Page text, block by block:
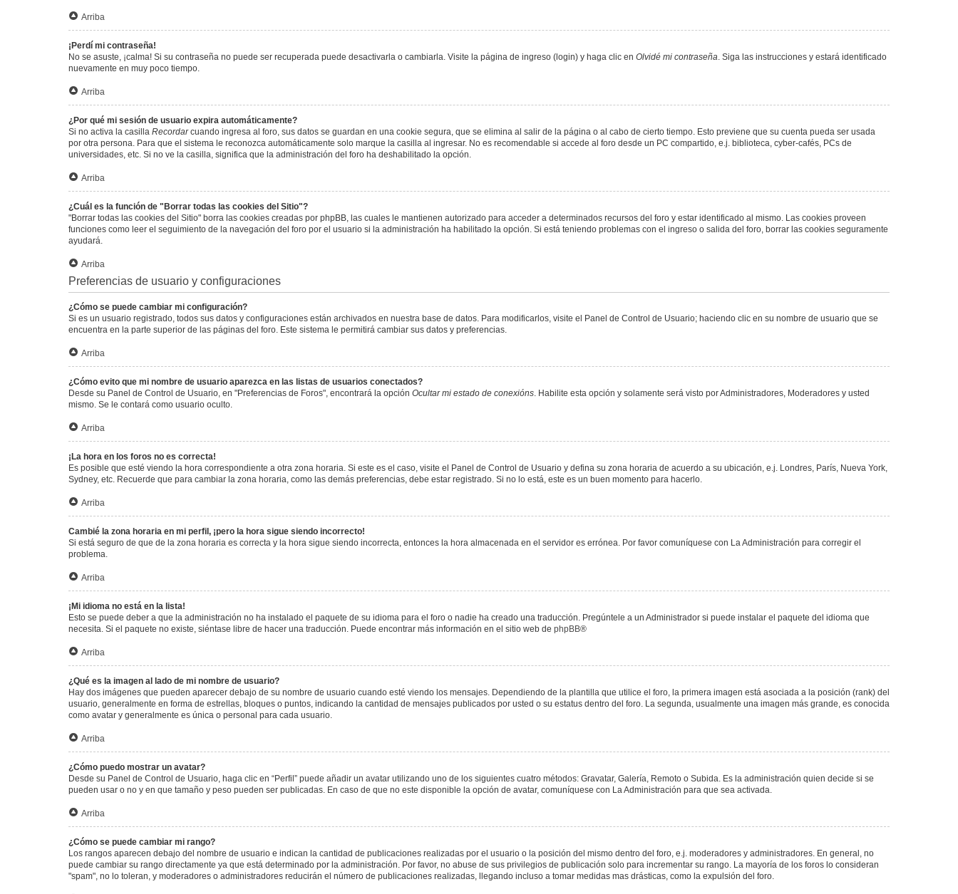
Arriba
¡Perdí mi contraseña!
No se asuste, ¡calma! Si su contraseña no puede ser recuperada puede desactivarla o cambiarla. Visite la página de ingreso (login) y haga clic en Olvidé mi contraseña. Siga las instrucciones y estará identificado
nuevamente en muy poco tiempo.
Arriba
¿Por qué mi sesión de usuario expira automáticamente?
Si no activa la casilla Recordarcuando ingresa al foro, sus datos se guardan en una cookie segura, que se elimina al salir de la página o al cabo de cierto tiempo. Esto previene que su cuenta pueda ser usada
por otra persona. Para que el sistema le reconozca automáticamente solo marque la casilla al ingresar. No es recomendable si accede al foro desde un PC compartido, e.j. biblioteca, cyber-cafés, PCs de
universidades, etc. Si no ve la casilla, significa que la administración del foro ha deshabilitado la opción.
Arriba
¿Cuál es la función de "Borrar todas las cookies del Sitio"?
"Borrar todas las cookies del Sitio" borra las cookies creadas por phpBB, las cuales le mantienen autorizado para acceder a determinados recursos del foro y estar identificado al mismo. Las cookies proveen
funciones como leer el seguimiento de la navegación del foro por el usuario si la administración ha habilitado la opción. Si está teniendo problemas con el ingreso o salida del foro, borrar las cookies seguramente
ayudará.
Arriba
Preferencias de usuario y configuraciones
¿Cómo se puede cambiar mi configuración?
Si es un usuario registrado, todos sus datos y configuraciones están archivados en nuestra base de datos. Para modificarlos, visite el Panel de Control de Usuario; haciendo clic en su nombre de usuario que se
encuentra en la parte superior de las páginas del foro. Este sistema le permitirá cambiar sus datos y preferencias.
Arriba
¿Cómo evito que mi nombre de usuario aparezca en las listas de usuarios conectados?
Desde su Panel de Control de Usuario, en "Preferencias de Foros", encontrará la opción Ocultar mi estado de conexións. Habilite esta opción y solamente será visto por Administradores, Moderadores y usted
mismo. Se le contará como usuario oculto.
Arriba
¡La hora en los foros no es correcta!
Es posible que esté viendo la hora correspondiente a otra zona horaria. Si este es el caso, visite el Panel de Control de Usuario y defina su zona horaria de acuerdo a su ubicación, e.j. Londres, París, Nueva York,
Sydney, etc. Recuerde que para cambiar la zona horaria, como las demás preferencias, debe estar registrado. Si no lo está, este es un buen momento para hacerlo.
Arriba
Cambié la zona horaria en mi perfil, ¡pero la hora sigue siendo incorrecto!
Si está seguro de que de la zona horaria es correcta y la hora sigue siendo incorrecta, entonces la hora almacenada en el servidor es errónea. Por favor comuníquese con La Administración para corregir el
problema.
Arriba
¡Mi idioma no está en la lista!
Esto se puede deber a que la administración no ha instalado el paquete de su idioma para el foro o nadie ha creado una traducción. Pregúntele a un Administrador si puede instalar el paquete del idioma que
necesita. Si el paquete no existe, siéntase libre de hacer una traducción. Puede encontrar más información en el sitio web de phpBB®
Arriba
¿Qué es la imagen al lado de mi nombre de usuario?
Hay dos imágenes que pueden aparecer debajo de su nombre de usuario cuando esté viendo los mensajes. Dependiendo de la plantilla que utilice el foro, la primera imagen está asociada a la posición (rank) del
usuario, generalmente en forma de estrellas, bloques o puntos, indicando la cantidad de mensajes publicados por usted o su estatus dentro del foro. La segunda, usualmente una imagen más grande, es conocida
como avatar y generalmente es única o personal para cada usuario.
Arriba
¿Cómo puedo mostrar un avatar?
Desde su Panel de Control de Usuario, haga clic en “Perfil” puede añadir un avatar utilizando uno de los siguientes cuatro métodos: Gravatar, Galería, Remoto o Subida. Es la administración quien decide si se
pueden usar o no y en que tamaño y peso pueden ser publicadas. En caso de que no este disponible la opción de avatar, comuníquese con La Administración para que sea activada.
Arriba
¿Cómo se puede cambiar mi rango?
Los rangos aparecen debajo del nombre de usuario e indican la cantidad de publicaciones realizadas por el usuario o la posición del mismo dentro del foro, e.j. moderadores y administradores. En general, no
puede cambiar su rango directamente ya que está determinado por la administración. Por favor, no abuse de sus privilegios de publicación solo para incrementar su rango. La mayoría de los foros lo consideran
"spam", no lo toleran, y moderadores o administradores reducirán el número de publicaciones realizadas, llegando incluso a tomar medidas mas drásticas, como la expulsión del foro.